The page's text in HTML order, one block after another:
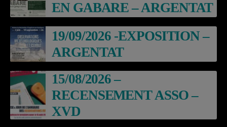
EN GABARE – ARGENTAT
19/09/2026 -EXPOSITION –
ARGENTAT
15/08/2026 –
RECENSEMENT ASSO –
XVD